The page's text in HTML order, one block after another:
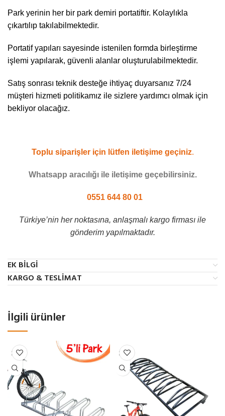
Park yerinin her bir park demiri portatiftir. Kolaylıkla
çıkartılıp takılabilmektedir.
Portatif yapıları sayesinde istenilen formda birleştirme
işlemi yapılarak, güvenli alanlar oluşturulabilmektedir.
Satış sonrası teknik desteğe ihtiyaç duyarsanız 7/24
müşteri hizmeti politikamız ile sizlere yardımcı olmak için
bekliyor olacağız.
Toplu siparişler için lütfen iletişime geçiniz.
Whatsapp aracılığı ile iletişime geçebilirsiniz.
0551 644 80 01
Türkiye’nin her noktasına, anlaşmalı kargo firması ile
gönderim yapılmaktadır.
EK BILGI
KARGO & TESLIMAT
İlgili ürünler